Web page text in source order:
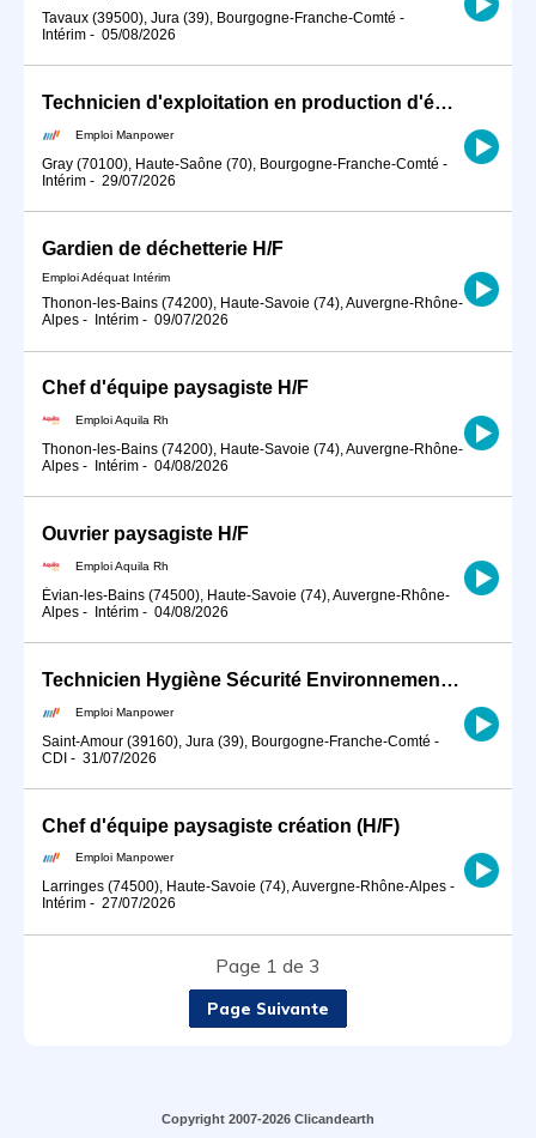
Tavaux (39500), Jura (39), Bourgogne-Franche-Comté -
Intérim - 05/08/2026
Technicien d'exploitation en production d'énergie (H/F)
Emploi Manpower
Gray (70100), Haute-Saône (70), Bourgogne-Franche-Comté -
Intérim - 29/07/2026
Gardien de déchetterie H/F
Emploi Adéquat Intérim
Thonon-les-Bains (74200), Haute-Savoie (74), Auvergne-Rhône-
Alpes - Intérim - 09/07/2026
Chef d'équipe paysagiste H/F
Emploi Aquila Rh
Thonon-les-Bains (74200), Haute-Savoie (74), Auvergne-Rhône-
Alpes - Intérim - 04/08/2026
Ouvrier paysagiste H/F
Emploi Aquila Rh
Évian-les-Bains (74500), Haute-Savoie (74), Auvergne-Rhône-
Alpes - Intérim - 04/08/2026
Technicien Hygiène Sécurité Environnement (HSE) - CDI - Saint-Amour - Jura (H/F)
Emploi Manpower
Saint-Amour (39160), Jura (39), Bourgogne-Franche-Comté -
CDI - 31/07/2026
Chef d'équipe paysagiste création (H/F)
Emploi Manpower
Larringes (74500), Haute-Savoie (74), Auvergne-Rhône-Alpes -
Intérim - 27/07/2026
Page 1 de 3
Page Suivante
Copyright 2007-2026 Clicandearth